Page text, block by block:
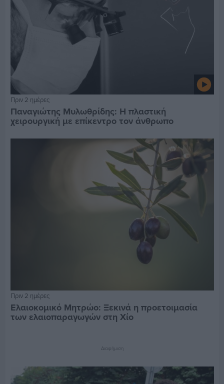
Πριν 2 ημέρες
Παναγιώτης Μυλωθρίδης: Η πλαστική
χειρουργική με επίκεντρο τον άνθρωπο
Πριν 2 ημέρες
Ελαιοκομικό Μητρώο: Ξεκινά η προετοιμασία
των ελαιοπαραγωγών στη Χίο
Διαφήμιση